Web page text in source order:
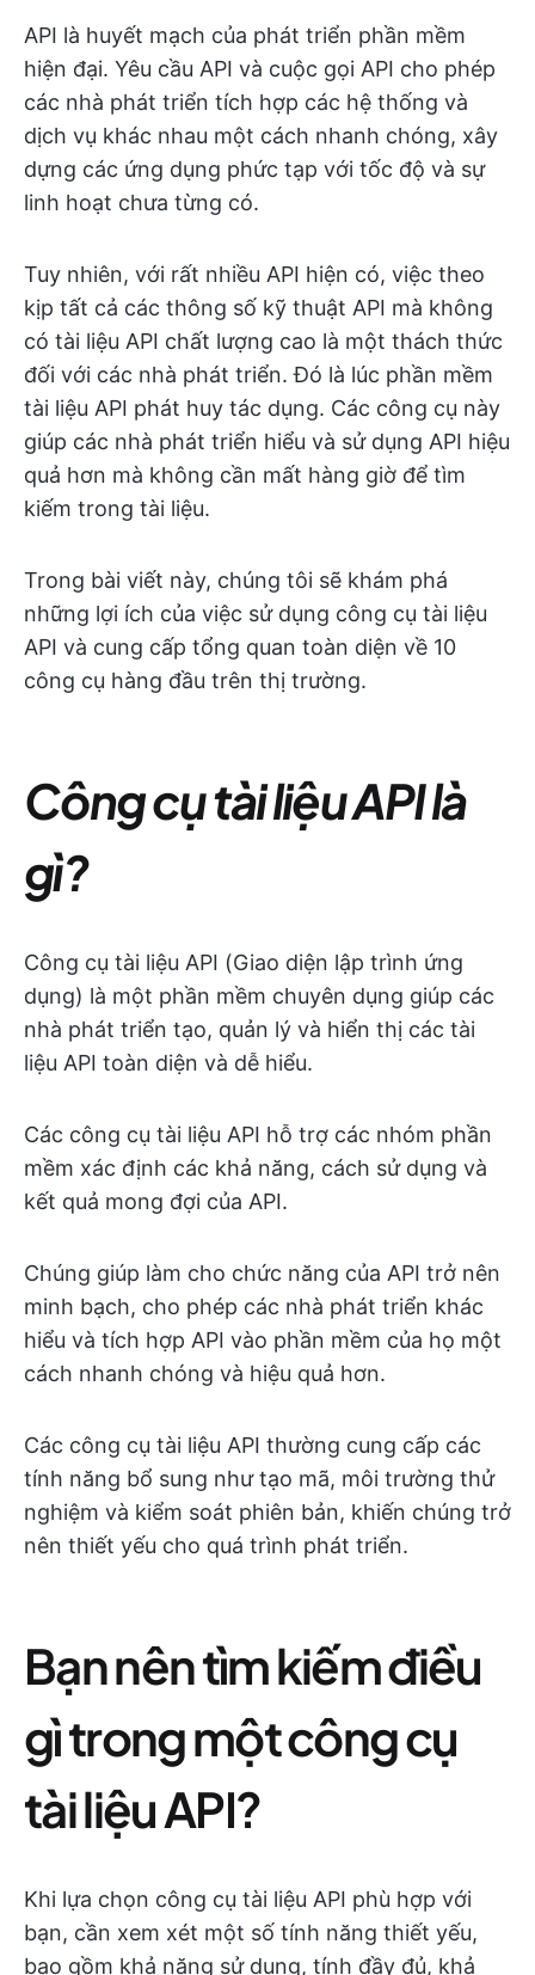
API là huyết mạch của phát triển phần mềm
hiện đại. Yêu cầu API và cuộc gọi API cho phép
các nhà phát triển tích hợp các hệ thống và
dịch vụ khác nhau một cách nhanh chóng, xây
dựng các ứng dụng phức tạp với tốc độ và sự
linh hoạt chưa từng có.
Tuy nhiên, với rất nhiều API hiện có, việc theo
kịp tất cả các thông số kỹ thuật API mà không
có tài liệu API chất lượng cao là một thách thức
đối với các nhà phát triển. Đó là lúc phần mềm
tài liệu API phát huy tác dụng. Các công cụ này
giúp các nhà phát triển hiểu và sử dụng API hiệu
quả hơn mà không cần mất hàng giờ để tìm
kiếm trong tài liệu.
Trong bài viết này, chúng tôi sẽ khám phá
những lợi ích của việc sử dụng công cụ tài liệu
API và cung cấp tổng quan toàn diện về 10
công cụ hàng đầu trên thị trường.
Công cụ tài liệu API là
gì?
Công cụ tài liệu API (Giao diện lập trình ứng
dụng) là một phần mềm chuyên dụng giúp các
nhà phát triển tạo, quản lý và hiển thị các tài
liệu API toàn diện và dễ hiểu.
Các công cụ tài liệu API hỗ trợ các nhóm phần
mềm xác định các khả năng, cách sử dụng và
kết quả mong đợi của API.
Chúng giúp làm cho chức năng của API trở nên
minh bạch, cho phép các nhà phát triển khác
hiểu và tích hợp API vào phần mềm của họ một
cách nhanh chóng và hiệu quả hơn.
Các công cụ tài liệu API thường cung cấp các
tính năng bổ sung như tạo mã, môi trường thử
nghiệm và kiểm soát phiên bản, khiến chúng trở
nên thiết yếu cho quá trình phát triển.
Bạn nên tìm kiếm điều
gì trong một công cụ
tài liệu API?
Khi lựa chọn công cụ tài liệu API phù hợp với
bạn, cần xem xét một số tính năng thiết yếu,
bao gồm khả năng sử dụng, tính đầy đủ, khả